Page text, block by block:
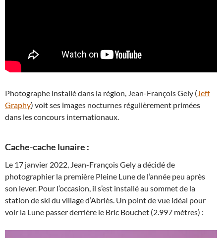
Photographe installé dans la région, Jean-François Gely (Jeff
Graphy) voit ses images nocturnes régulièrement primées
dans les concours internationaux.
Cache-cache lunaire :
Le 17 janvier 2022, Jean-François Gely a décidé de
photographier la première Pleine Lune de l’année peu après
son lever. Pour l’occasion, il s’est installé au sommet de la
station de ski du village d’Abriès. Un point de vue idéal pour
voir la Lune passer derrière le Bric Bouchet (2.997 mètres) :